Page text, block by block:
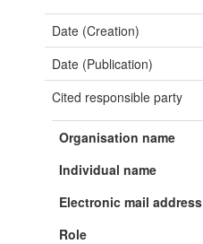
Date (Creation)
Date (Publication)
Cited responsible party
Organisation name
Individual name
Electronic mail address
Role